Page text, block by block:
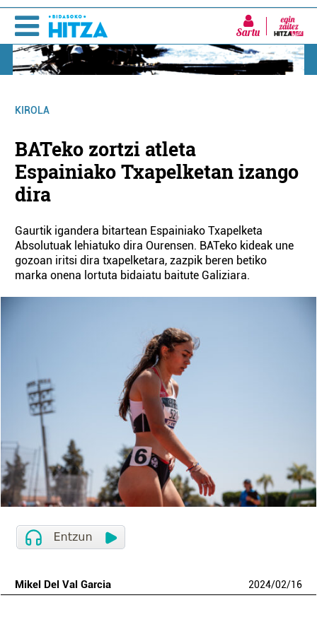
Sartu
KIROLA
BATeko zortzi atleta
Espainiako Txapelketan izango
dira
Gaurtik igandera bitartean Espainiako Txapelketa
Absolutuak lehiatuko dira Ourensen. BATeko kideak une
gozoan iritsi dira txapelketara, zazpik beren betiko
marka onena lortuta bidaiatu baitute Galiziara.
Mikel Del Val Garcia 2024/02/16